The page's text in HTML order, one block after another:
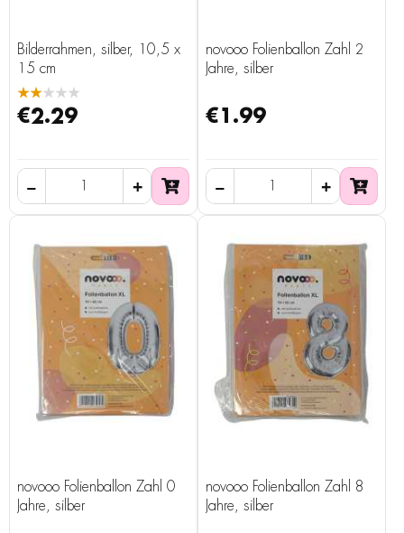
Bilderrahmen, silber, 10,5 x
15 cm
★★★★★
€2.29
novooo Folienballon Zahl 2
Jahre, silber
€1.99
novooo Folienballon Zahl 0
Jahre, silber
novooo Folienballon Zahl 8
Jahre, silber